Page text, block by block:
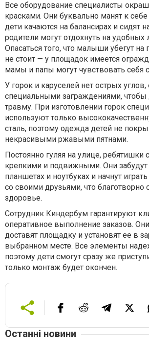
Все оборудование специалисты
красками. Они буквально манят к
дети качаются на балансирах и сидят
родители могут отдохнуть на удобных
Опасаться того, что малыши убегут на
не стоит — у площадок имеется
мамы и папы могут чувствовать себя
У горок и каруселей нет острых
специальными заграждениями, чтобы
травму. При изготовлении горок
используют только
сталь, поэтому одежда детей не
некрасивыми ржавыми пятнами.
Постоянно гуляя на улице, ребятишки
крепкими и подвижными. Они забудут
планшетах и ноутбуках и начнут
со своими друзьями, что благотворно
здоровье.
Сотрудник Киндербум гарантируют
оперативное выполнение заказов.
доставят площадку и установят ее в
выбранном месте. Все элементы
поэтому дети смогут сразу же
только монтаж будет окончен.
Останні новини